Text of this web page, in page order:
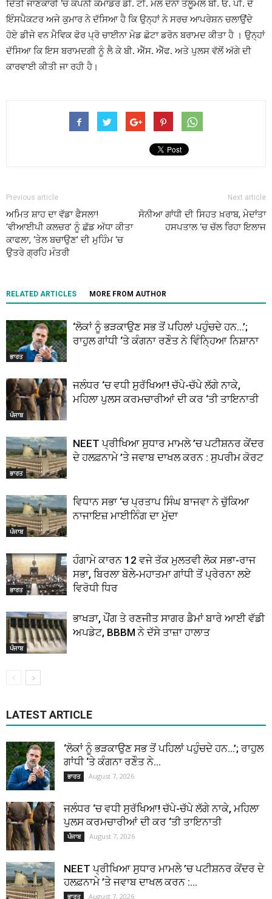
ਦਿੱਤੀ ਜਾਣਕਾਰੀ ’ਚ ਕੰਪਨੀ ਕਮਾਂਡਰ ਡੀ. ਟੀ. ਮਲ ਦੋਨਾਂ ਤੇਲੂਮਲ ਬੀ. ਓ. ਪੀ. ਦੇ
ਇੰਸਪੈਕਟਰ ਅਜੇ ਕੁਮਾਰ ਨੇ ਦੱਸਿਆ ਹੈ ਕਿ ਉਨ੍ਹਾਂ ਨੇ ਸਰਚ ਆਪਰੇਸ਼ਨ ਚਲਾਉਂਦੇ
ਹੋਏ ਡੀਜੇ ਵਨ ਮੈਵਿਕ ਫੋਰ ਪ੍ਰੋ ਚਾਈਨਾ ਮੇਡ ਛੋਟਾ ਡਰੋਨ ਬਰਾਮਦ ਕੀਤਾ ਹੈ । ਉਨ੍ਹਾਂ
ਦੱਸਿਆ ਕਿ ਇਸ ਬਰਾਮਦਗੀ ਨੂੰ ਲੈ ਕੇ ਬੀ. ਐੱਸ. ਐੱਫ. ਅਤੇ ਪੁਲਸ ਵੱਲੋਂ ਅੱਗੇ ਦੀ
ਕਾਰਵਾਈ ਕੀਤੀ ਜਾ ਰਹੀ ਹੈ।
Previous article
ਅਮਿਤ ਸ਼ਾਹ ਦਾ ਵੱਡਾ ਫੈਸਲਾ!
‘ਵੀਆਈਪੀ ਕਲਚਰ’ ਨੂੰ ਛੱਡ ਅੱਧਾ ਕੀਤਾ
ਕਾਫਲਾ, ‘ਤੇਲ ਬਚਾਉਣ’ ਦੀ ਮੁਹਿੰਮ ‘ਚ
ਉਤਰੇ ਗ੍ਰਹਿ ਮੰਤਰੀ
Next article
ਸੋਨੀਆ ਗਾਂਧੀ ਦੀ ਸਿਹਤ ਖ਼ਰਾਬ, ਮੇਦਾਂਤਾ
ਹਸਪਤਾਲ ‘ਚ ਚੱਲ ਰਿਹਾ ਇਲਾਜ
RELATED ARTICLES MORE FROM AUTHOR
ਭਾਰਤ
‘ਲੋਕਾਂ ਨੂੰ ਭੜਕਾਉਣ ਸਭ ਤੋਂ ਪਹਿਲਾਂ ਪਹੁੰਚਦੇ ਹਨ…’;
ਰਾਹੁਲ ਗਾਂਧੀ ‘ਤੇ ਕੰਗਨਾ ਰਣੌਤ ਨੇ ਵਿੰਨ੍ਹਿਆ ਨਿਸ਼ਾਨਾ
ਪੰਜਾਬ
ਜਲੰਧਰ ‘ਚ ਵਧੀ ਸੁਰੱਖਿਆ! ਚੱਪੇ-ਚੱਪੇ ਲੱਗੇ ਨਾਕੇ,
ਮਹਿਲਾ ਪੁਲਸ ਕਰਮਚਾਰੀਆਂ ਦੀ ਕਰ ‘ਤੀ ਤਾਇਨਾਤੀ
ਭਾਰਤ
NEET ਪ੍ਰੀਖਿਆ ਸੁਧਾਰ ਮਾਮਲੇ ’ਚ ਪਟੀਸ਼ਨਰ ਕੇਂਦਰ
ਦੇ ਹਲਫ਼ਨਾਮੇ ’ਤੇ ਜਵਾਬ ਦਾਖਲ ਕਰਨ : ਸੁਪਰੀਮ ਕੋਰਟ
ਪੰਜਾਬ
ਵਿਧਾਨ ਸਭਾ ‘ਚ ਪ੍ਰਤਾਪ ਸਿੰਘ ਬਾਜਵਾ ਨੇ ਚੁੱਕਿਆ
ਨਾਜਾਇਜ਼ ਮਾਈਨਿੰਗ ਦਾ ਮੁੱਦਾ
ਭਾਰਤ
ਹੰਗਾਮੇ ਕਾਰਨ 12 ਵਜੇ ਤੱਕ ਮੁਲਤਵੀ ਲੋਕ ਸਭਾ-ਰਾਜ
ਸਭਾ, ਬਿਰਲਾ ਬੋਲੇ-ਮਹਾਤਮਾ ਗਾਂਧੀ ਤੋਂ ਪ੍ਰੇਰਨਾ ਲਏ
ਵਿਰੋਧੀ ਧਿਰ
ਪੰਜਾਬ
ਭਾਖੜਾ, ਪੌਂਗ ਤੇ ਰਣਜੀਤ ਸਾਗਰ ਡੈਮਾਂ ਬਾਰੇ ਆਈ ਵੱਡੀ
ਅਪਡੇਟ, BBBM ਨੇ ਦੱਸੇ ਤਾਜ਼ਾ ਹਾਲਾਤ
LATEST ARTICLE
‘ਲੋਕਾਂ ਨੂੰ ਭੜਕਾਉਣ ਸਭ ਤੋਂ ਪਹਿਲਾਂ ਪਹੁੰਚਦੇ ਹਨ…’; ਰਾਹੁਲ
ਗਾਂਧੀ ‘ਤੇ ਕੰਗਨਾ ਰਣੌਤ ਨੇ...
ਭਾਰਤ August 7, 2026
ਜਲੰਧਰ ‘ਚ ਵਧੀ ਸੁਰੱਖਿਆ! ਚੱਪੇ-ਚੱਪੇ ਲੱਗੇ ਨਾਕੇ, ਮਹਿਲਾ
ਪੁਲਸ ਕਰਮਚਾਰੀਆਂ ਦੀ ਕਰ ‘ਤੀ ਤਾਇਨਾਤੀ
ਪੰਜਾਬ August 7, 2026
NEET ਪ੍ਰੀਖਿਆ ਸੁਧਾਰ ਮਾਮਲੇ ’ਚ ਪਟੀਸ਼ਨਰ ਕੇਂਦਰ ਦੇ
ਹਲਫ਼ਨਾਮੇ ’ਤੇ ਜਵਾਬ ਦਾਖਲ ਕਰਨ :...
ਭਾਰਤ August 7, 2026